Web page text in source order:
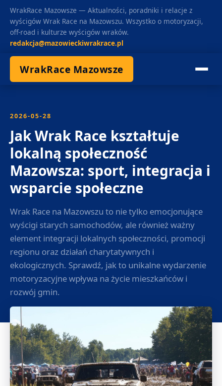
WrakRace Mazowsze — Aktualności, poradniki i relacje z
wyścigów Wrak Race na Mazowszu. Wszystko o motoryzacji,
off-road i kulturze wyścigów wraków.
redakcja@mazowieckiwrakrace.pl
WrakRace Mazowsze
2026-05-28
Jak Wrak Race kształtuje
lokalną społeczność
Mazowsza: sport, integracja i
wsparcie społeczne
Wrak Race na Mazowszu to nie tylko emocjonujące
wyścigi starych samochodów, ale również ważny
element integracji lokalnych społeczności, promocji
regionu oraz działań charytatywnych i
ekologicznych. Sprawdź, jak to unikalne wydarzenie
motoryzacyjne wpływa na życie mieszkańców i
rozwój gmin.